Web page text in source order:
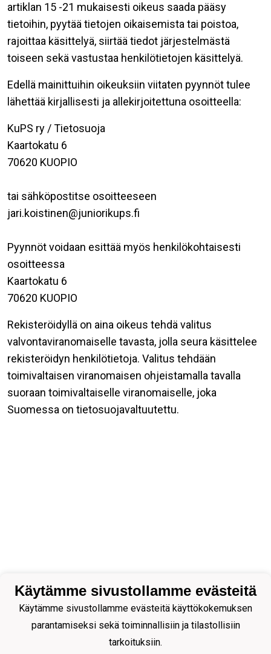
artiklan 15 -21 mukaisesti oikeus saada pääsy
tietoihin, pyytää tietojen oikaisemista tai poistoa,
rajoittaa käsittelyä, siirtää tiedot järjestelmästä
toiseen sekä vastustaa henkilötietojen käsittelyä.
Edellä mainittuihin oikeuksiin viitaten pyynnöt tulee
lähettää kirjallisesti ja allekirjoitettuna osoitteella:
KuPS ry / Tietosuoja
Kaartokatu 6
70620 KUOPIO
tai sähköpostitse osoitteeseen
jari.koistinen@juniorikups.fi
Pyynnöt voidaan esittää myös henkilökohtaisesti
osoitteessa
Kaartokatu 6
70620 KUOPIO
Rekisteröidyllä on aina oikeus tehdä valitus
valvontaviranomaiselle tavasta, jolla seura käsittelee
rekisteröidyn henkilötietoja. Valitus tehdään
toimivaltaisen viranomaisen ohjeistamalla tavalla
suoraan toimivaltaiselle viranomaiselle, joka
Suomessa on tietosuojavaltuutettu.
Käytämme sivustollamme evästeitä
Käytämme sivustollamme evästeitä käyttökokemuksen
parantamiseksi sekä toiminnallisiin ja tilastollisiin
tarkoituksiin.